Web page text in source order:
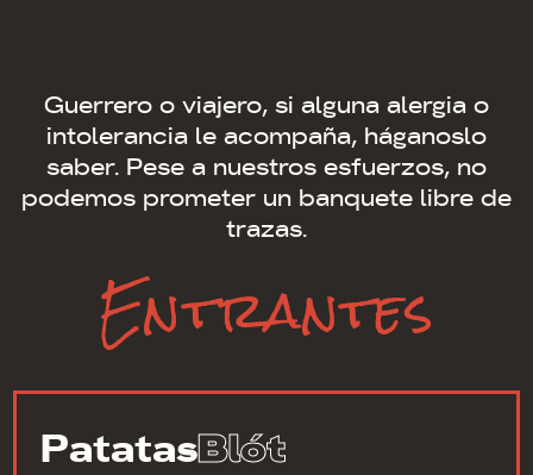
Guerrero o viajero, si alguna alergia o
intolerancia le acompaña, háganoslo
saber. Pese a nuestros esfuerzos, no
podemos prometer un banquete libre de
trazas.
Entrantes
PatatasBlót